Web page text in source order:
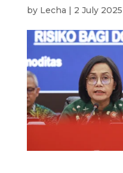
by Lecha | 2 July 2025